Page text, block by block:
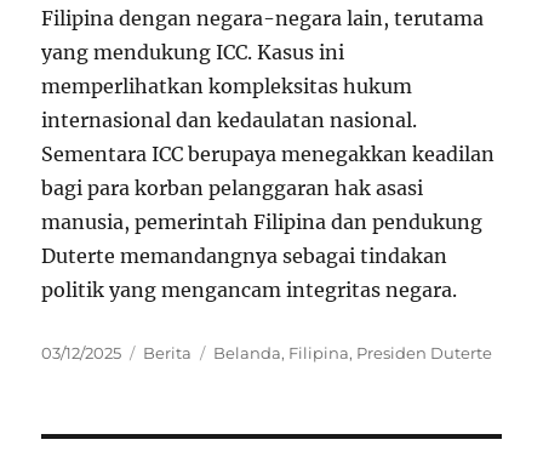
Filipina dengan negara-negara lain, terutama
yang mendukung ICC. Kasus ini
memperlihatkan kompleksitas hukum
internasional dan kedaulatan nasional.
Sementara ICC berupaya menegakkan keadilan
bagi para korban pelanggaran hak asasi
manusia, pemerintah Filipina dan pendukung
Duterte memandangnya sebagai tindakan
politik yang mengancam integritas negara.
Posted
03/12/2025 Categories
Berita Tags
Belanda, Filipina, Presiden Duterte